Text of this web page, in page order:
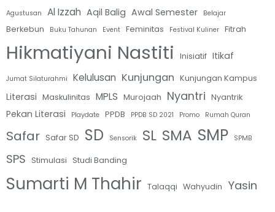
Agustusan Al Izzah Aqil Balig Awal Semester Belajar
Berkebun Buku Tahunan Event Feminitas Festival Kuliner Fitrah
Hikmatiyani Nastiti Inisiatif Itikaf
Jumat Silaturahmi Kelulusan Kunjungan Kunjungan Kampus
Literasi Maskulinitas MPLS Murojaah Nyantri Nyantrik
Pekan Literasi Playdate PPDB PPDB SD 2021 Promo Rumah Quran
Safar Safar SD SD Sensorik SL SMA SMP SPMB
SPS Stimulasi Studi Banding
Sumarti M Thahir Talaqqi Wahyudin Yasin